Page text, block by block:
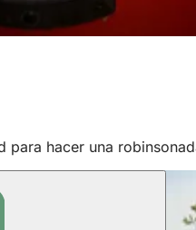
para hacer una